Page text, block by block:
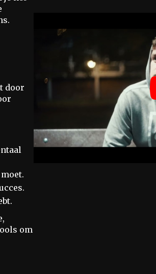
door
om